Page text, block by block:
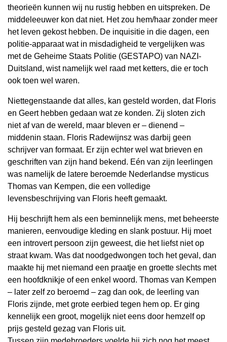
theorieën kunnen wij nu rustig hebben en uitspreken. De
middeleeuwer kon dat niet. Het zou hem/haar zonder meer
het leven gekost hebben. De inquisitie in die dagen, een
politie-apparaat wat in misdadigheid te vergelijken was
met de Geheime Staats Politie (GESTAPO) van NAZI-
Duitsland, wist namelijk wel raad met ketters, die er toch
ook toen wel waren.
Niettegenstaande dat alles, kan gesteld worden, dat Floris
en Geert hebben gedaan wat ze konden. Zij sloten zich
niet af van de wereld, maar bleven er – dienend –
middenin staan. Floris Radewijnsz was darbij geen
schrijver van formaat. Er zijn echter wel wat brieven en
geschriften van zijn hand bekend. Eén van zijn leerlingen
was namelijk de latere beroemde Nederlandse mysticus
Thomas van Kempen, die een volledige
levensbeschrijving van Floris heeft gemaakt.
Hij beschrijft hem als een beminnelijk mens, met beheerste
manieren, eenvoudige kleding en slank postuur. Hij moet
een introvert persoon zijn geweest, die het liefst niet op
straat kwam. Was dat noodgedwongen toch het geval, dan
maakte hij met niemand een praatje en groette slechts met
een hoofdknikje of een enkel woord. Thomas van Kempen
– later zelf zo beroemd – zag dan ook, de leerling van
Floris zijnde, met grote eerbied tegen hem op. Er ging
kennelijk een groot, mogelijk niet eens door hemzelf op
prijs gesteld gezag van Floris uit.